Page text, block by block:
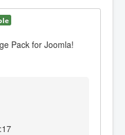
Pack for Joomla!